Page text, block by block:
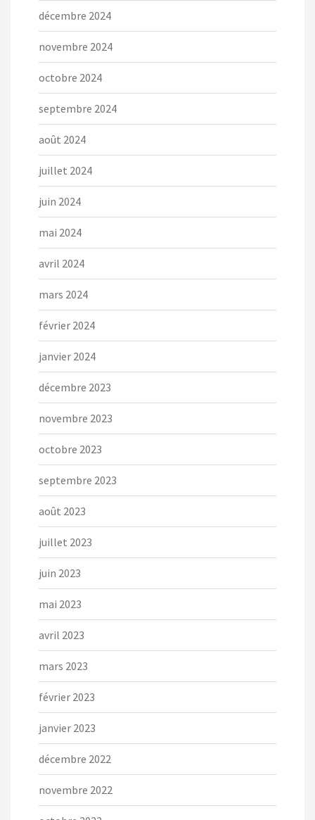
décembre 2024
novembre 2024
octobre 2024
septembre 2024
août 2024
juillet 2024
juin 2024
mai 2024
avril 2024
mars 2024
février 2024
janvier 2024
décembre 2023
novembre 2023
octobre 2023
septembre 2023
août 2023
juillet 2023
juin 2023
mai 2023
avril 2023
mars 2023
février 2023
janvier 2023
décembre 2022
novembre 2022